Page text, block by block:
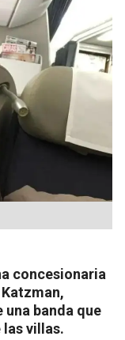
concesionaria
una banda que
villas.